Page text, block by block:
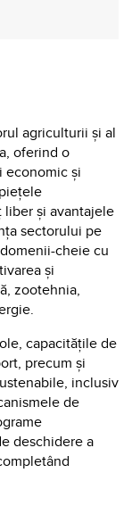
agriculturii și al
oferind o
economic și
și avantajele
sectorului pe
cheie cu
și
zootehnia,
capacitățile de
precum și
inclusiv
de
deschidere a